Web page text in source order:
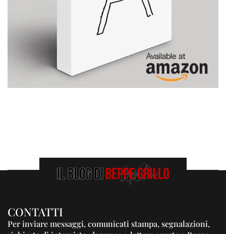
CONTATTI
Per inviare messaggi, comunicati stampa, segnalazioni,